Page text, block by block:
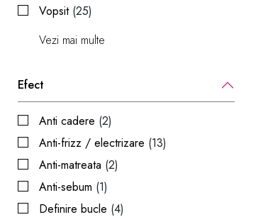
Vopsit(25)
Vezi mai multe
Efect
Anti cadere (2)
Anti-frizz / electrizare (13)
Anti-matreata (2)
Anti-sebum (1)
Definire bucle (4)